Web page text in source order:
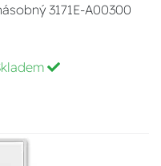
3171E-A00300